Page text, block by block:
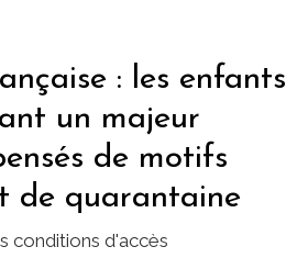
: les enfants
un majeur
de motifs
de quarantaine
conditions d'accès